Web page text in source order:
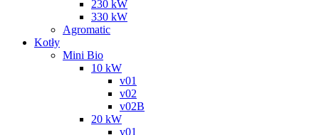
230 kW
330 kW
Agromatic
Kotły
Mini Bio
10 kW
v01
v02
v02B
20 kW
v01